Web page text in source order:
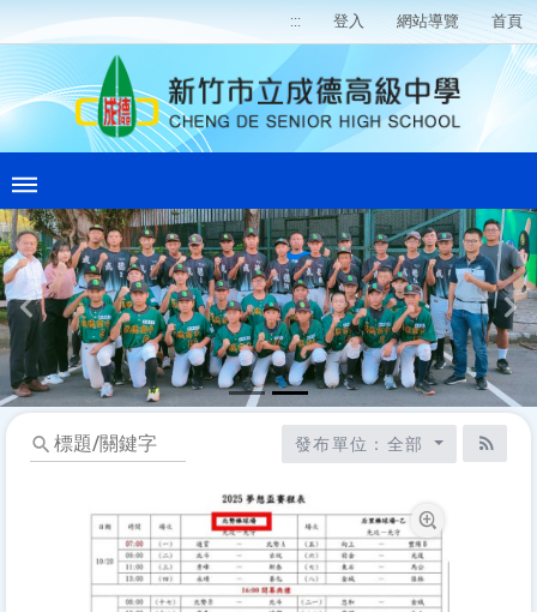
::: 登入 網站導覽 首頁
Previous
標
題/
發布單位：全部
RSS
放大圖片